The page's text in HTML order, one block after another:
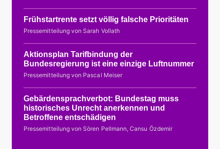
Frühstartrente setzt völlig falsche Prioritäten
Pressemitteilung von Sarah Vollath
Aktionsplan Tarifbindung der
Bundesregierung ist eine einzige Luftnummer
Pressemitteilung von Pascal Meiser
Gebärdensprachverbot: Bundestag muss
historisches Unrecht anerkennen und
Betroffene entschädigen
Pressemitteilung von Sören Pellmann, Cansu Özdemir